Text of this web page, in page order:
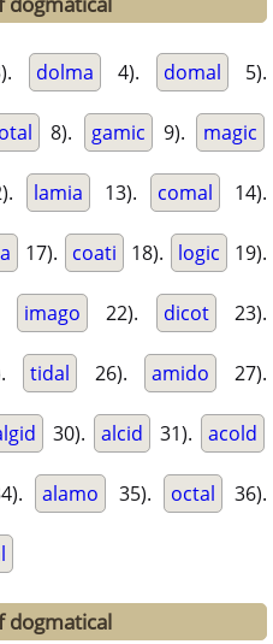
dolma 4). domal 5).
8). gamic 9). magic
lamia 13). comal 14).
17). coati 18). logic 19).
imago 22). dicot 23).
tidal 26). amido 27).
30). alcid 31). acold
alamo 35). octal 36).
dogmatical